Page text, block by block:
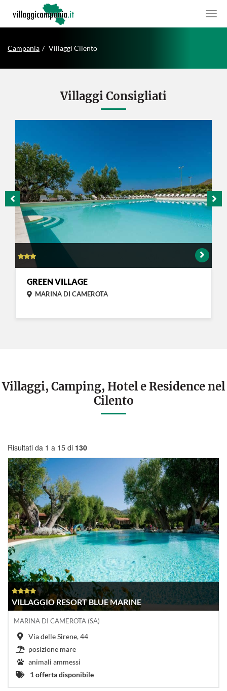
Campania Villaggi Cilento
Villaggi Consigliati
GREEN VILLAGE
MARINA DI CAMEROTA
Villaggi, Camping, Hotel e Residence nel
Cilento
Risultati da 1 a 15 di 130
VILLAGGIO RESORT BLUE MARINE
MARINA DI CAMEROTA (SA)
Via delle Sirene, 44
posizione mare
animali ammessi
1 offerta disponibile